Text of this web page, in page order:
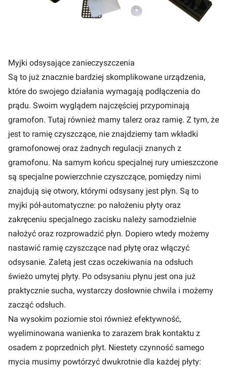
Myjki odsysające zanieczyszczenia
Są to już znacznie bardziej skomplikowane urządzenia,
które do swojego działania wymagają podłączenia do
prądu. Swoim wyglądem najczęściej przypominają
gramofon. Tutaj również mamy talerz oraz ramię. Z tym, że
jest to ramię czyszczące, nie znajdziemy tam wkładki
gramofonowej oraz żadnych regulacji znanych z
gramofonu. Na samym końcu specjalnej rury umieszczone
są specjalne powierzchnie czyszczące, pomiędzy nimi
znajdują się otwory, którymi odsysany jest płyn. Są to
myjki pół-automatyczne: po nałożeniu płyty oraz
zakręceniu specjalnego zacisku należy samodzielnie
nałożyć oraz rozprowadzić płyn. Dopiero wtedy możemy
nastawić ramię czyszczące nad płytę oraz włączyć
odsysanie. Zaletą jest czas oczekiwania na odsłuch
świeżo umytej płyty. Po odsysaniu płynu jest ona już
praktycznie sucha, wystarczy dosłownie chwila i możemy
zacząć odsłuch.
Na wysokim poziomie stoi również efektywność,
wyeliminowana wanienka to zarazem brak kontaktu z
osadem z poprzednich płyt. Niestety czynność samego
mycia musimy powtórzyć dwukrotnie dla każdej płyty: